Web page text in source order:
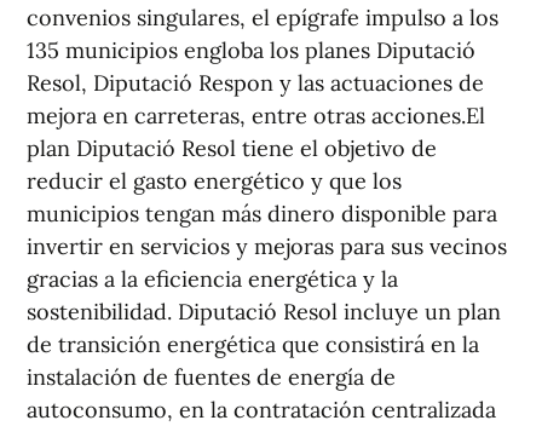
convenios singulares, el epígrafe impulso a los
135 municipios engloba los planes Diputació
Resol, Diputació Respon y las actuaciones de
mejora en carreteras, entre otras acciones.El
plan Diputació Resol tiene el objetivo de
reducir el gasto energético y que los
municipios tengan más dinero disponible para
invertir en servicios y mejoras para sus vecinos
gracias a la eficiencia energética y la
sostenibilidad. Diputació Resol incluye un plan
de transición energética que consistirá en la
instalación de fuentes de energía de
autoconsumo, en la contratación centralizada